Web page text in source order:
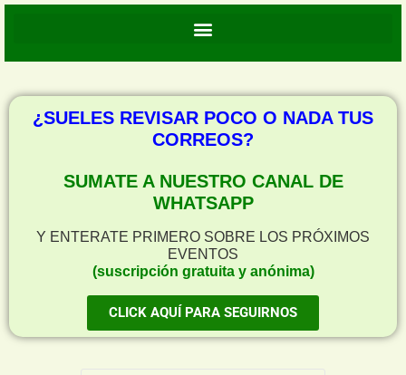
¿SUELES REVISAR POCO O NADA TUS
CORREOS?
SUMATE A NUESTRO CANAL DE
WHATSAPP
Y ENTERATE PRIMERO SOBRE LOS PRÓXIMOS
EVENTOS
(suscripción gratuita y anónima)
CLICK AQUÍ PARA SEGUIRNOS